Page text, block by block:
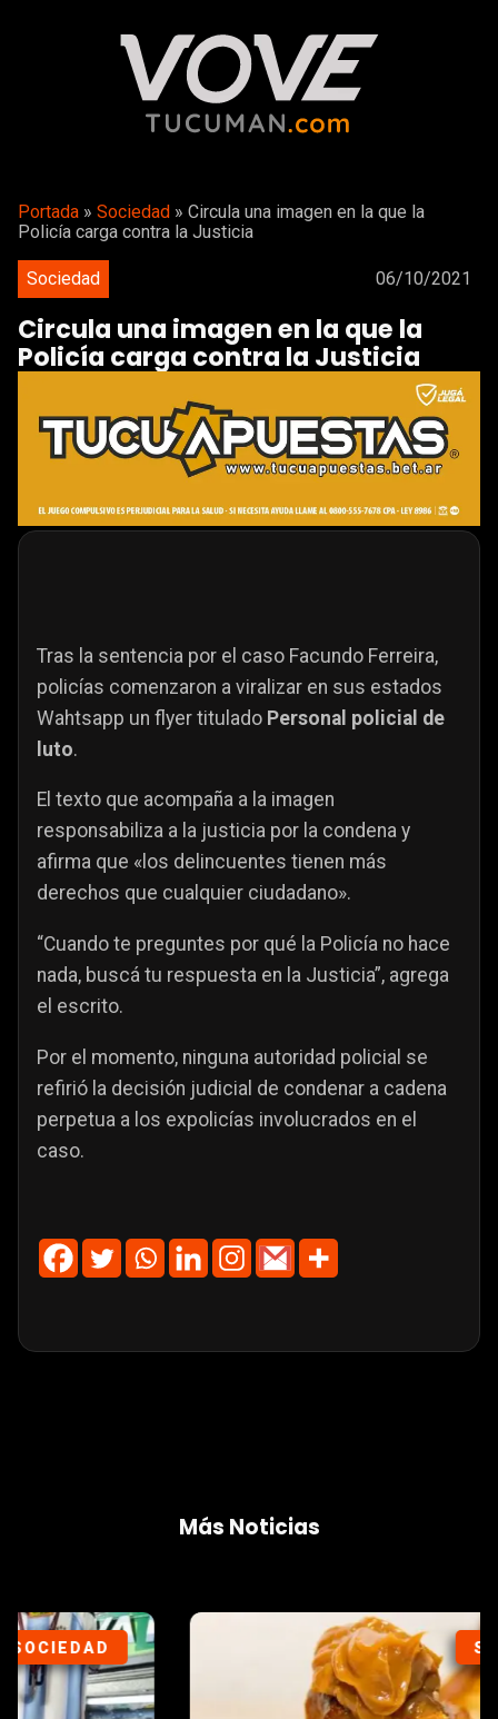
Portada » Sociedad » Circula una imagen en la que la
Policía carga contra la Justicia
Sociedad 06/10/2021
Circula una imagen en la que la
Policía carga contra la Justicia
Tras la sentencia por el caso Facundo Ferreira,
policías comenzaron a viralizar en sus estados
Wahtsapp un flyer titulado Personal policial de
luto.
El texto que acompaña a la imagen
responsabiliza a la justicia por la condena y
afirma que «los delincuentes tienen más
derechos que cualquier ciudadano».
“Cuando te preguntes por qué la Policía no hace
nada, buscá tu respuesta en la Justicia”, agrega
el escrito.
Por el momento, ninguna autoridad policial se
refirió la decisión judicial de condenar a cadena
perpetua a los expolicías involucrados en el
caso.
Más Noticias
SOCIEDAD